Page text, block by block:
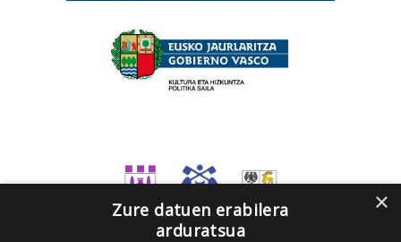
×
Zure datuen erabilera
arduratsua